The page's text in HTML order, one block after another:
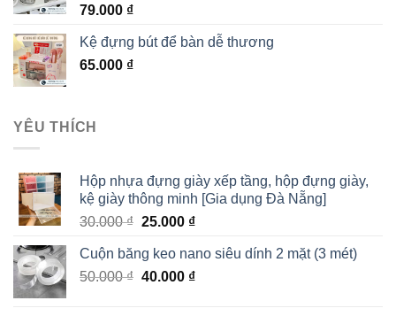
79.000 ₫
Kệ đựng bút để bàn dễ thương
65.000 ₫
YÊU THÍCH
Hộp nhựa đựng giày xếp tầng, hộp đựng giày,
kệ giày thông minh [Gia dụng Đà Nẵng]
30.000₫ 25.000 ₫
Cuộn băng keo nano siêu dính 2 mặt (3 mét)
50.000₫ 40.000 ₫